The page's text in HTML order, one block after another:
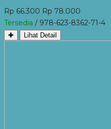
Rp 66.300 Rp 78.000
Tersedia / 978-623-8362-71-4
✚ Lihat Detail